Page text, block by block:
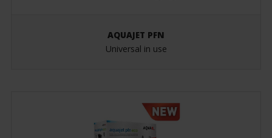
AQUAJET PFN
Universal in use